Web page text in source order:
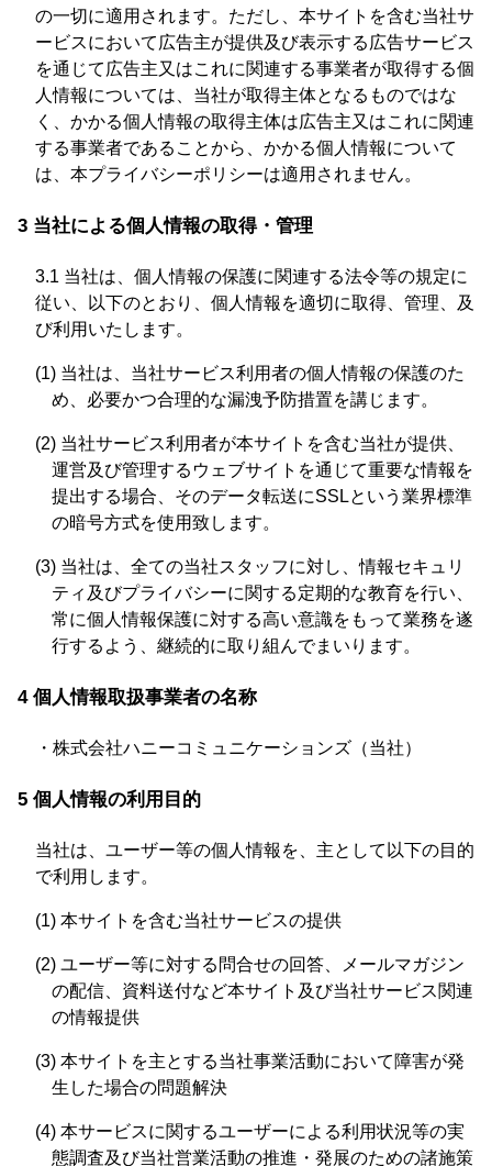
の一切に適用されます。ただし、本サイトを含む当社サ
ービスにおいて広告主が提供及び表示する広告サービス
を通じて広告主又はこれに関連する事業者が取得する個
人情報については、当社が取得主体となるものではな
く、かかる個人情報の取得主体は広告主又はこれに関連
する事業者であることから、かかる個人情報について
は、本プライバシーポリシーは適用されません。
3 当社による個人情報の取得・管理
3.1 当社は、個人情報の保護に関連する法令等の規定に
従い、以下のとおり、個人情報を適切に取得、管理、及
び利用いたします。
(1) 当社は、当社サービス利用者の個人情報の保護のた
め、必要かつ合理的な漏洩予防措置を講じます。
(2) 当社サービス利用者が本サイトを含む当社が提供、
運営及び管理するウェブサイトを通じて重要な情報を
提出する場合、そのデータ転送にSSLという業界標準
の暗号方式を使用致します。
(3) 当社は、全ての当社スタッフに対し、情報セキュリ
ティ及びプライバシーに関する定期的な教育を行い、
常に個人情報保護に対する高い意識をもって業務を遂
行するよう、継続的に取り組んでまいります。
4 個人情報取扱事業者の名称
・株式会社ハニーコミュニケーションズ（当社）
5 個人情報の利用目的
当社は、ユーザー等の個人情報を、主として以下の目的
で利用します。
(1) 本サイトを含む当社サービスの提供
(2) ユーザー等に対する問合せの回答、メールマガジン
の配信、資料送付など本サイト及び当社サービス関連
の情報提供
(3) 本サイトを主とする当社事業活動において障害が発
生した場合の問題解決
(4) 本サービスに関するユーザーによる利用状況等の実
態調査及び当社営業活動の推進・発展のための諸施策